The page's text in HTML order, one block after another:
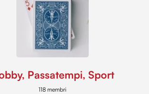
Passatempi, Sport
118 membri